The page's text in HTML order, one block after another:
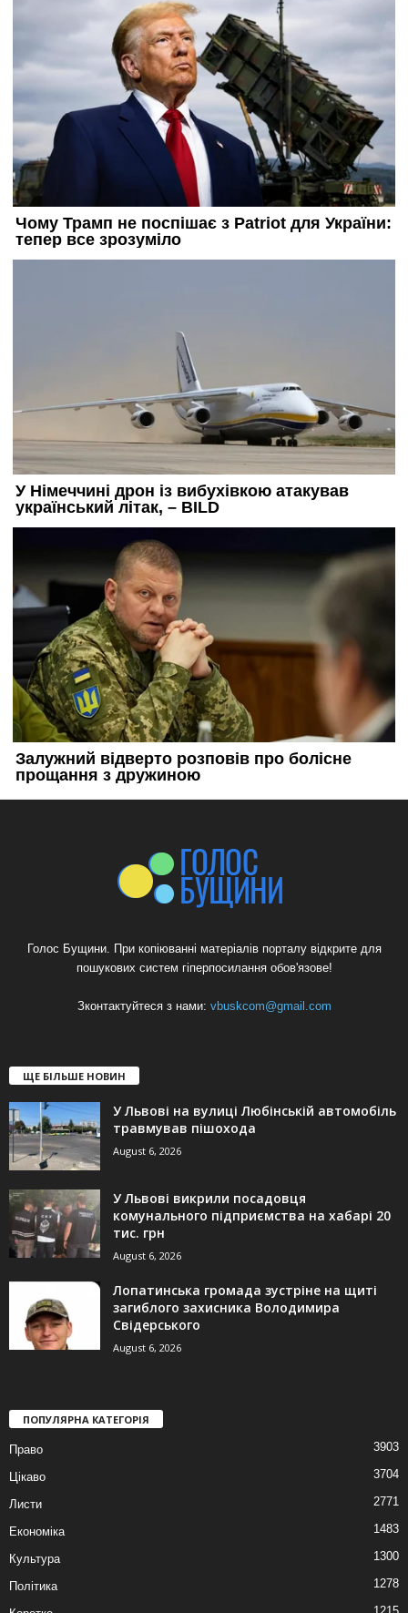
Голос Бущини. При копіюванні матеріалів порталу відкрите для
пошукових систем гіперпосилання обов'язове!
Зконтактуйтеся з нами: vbuskcom@gmail.com
ЩЕ БІЛЬШЕ НОВИН
У Львові на вулиці Любінській автомобіль
травмував пішохода
August 6, 2026
У Львові викрили посадовця
комунального підприємства на хабарі 20
тис. грн
August 6, 2026
Лопатинська громада зустріне на щиті
загиблого захисника Володимира
Свідерського
August 6, 2026
ПОПУЛЯРНА КАТЕГОРІЯ
Право 3903
Цікаво 3704
Листи 2771
Економіка 1483
Культура 1300
Політика 1278